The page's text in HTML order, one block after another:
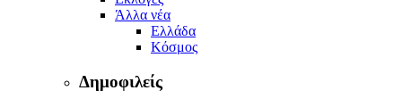
Άλλα νέα
Ελλάδα
Κόσμος
Δημοφιλείς